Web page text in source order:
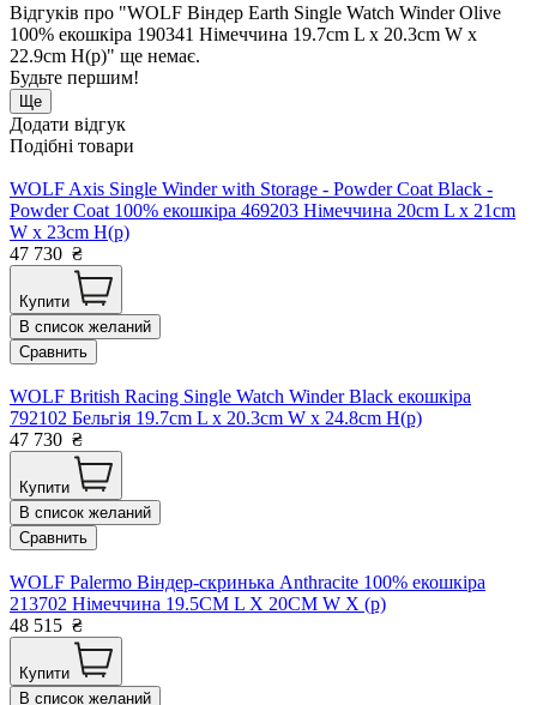
Відгуків про "WOLF Віндер Earth Single Watch Winder Olive
100% екошкіра 190341 Німеччина 19.7cm L x 20.3cm W x
22.9cm H(р)" ще немає.
Будьте першим!
Ще
Додати відгук
Подібні товари
WOLF Axis Single Winder with Storage - Powder Coat Black -
Powder Coat 100% екошкіра 469203 Німеччина 20cm L x 21cm
W x 23cm H(р)
47 730 ₴
Купити
В список желаний
Сравнить
WOLF British Racing Single Watch Winder Black екошкіра
792102 Бельгія 19.7cm L x 20.3cm W x 24.8cm H(р)
47 730 ₴
Купити
В список желаний
Сравнить
WOLF Palermo Віндер-скринька Anthracite 100% екошкіра
213702 Німеччина 19.5CM L X 20CM W X (р)
48 515 ₴
Купити
В список желаний